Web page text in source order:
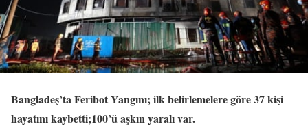
Bangladeş’ta Feribot Yangını; ilk belirlemelere göre 37 kişi
hayatını kaybetti;100’ü aşkın yaralı var.